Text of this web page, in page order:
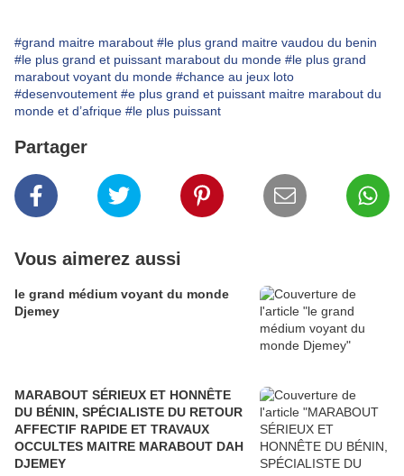
#grand maitre marabout #le plus grand maitre vaudou du benin
#le plus grand et puissant marabout du monde #le plus grand
marabout voyant du monde #chance au jeux loto
#desenvoutement #e plus grand et puissant maitre marabout du
monde et d’afrique #le plus puissant
Partager
Vous aimerez aussi
le grand médium voyant du monde
Djemey
MARABOUT SÉRIEUX ET HONNÊTE
DU BÉNIN, SPÉCIALISTE DU RETOUR
AFFECTIF RAPIDE ET TRAVAUX
OCCULTES MAITRE MARABOUT DAH
DJEMEY